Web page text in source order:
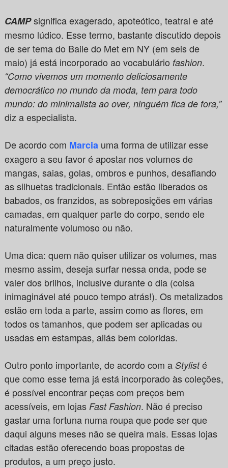
CAMPsignifica exagerado, apoteótico, teatral e até
mesmo lúdico. Esse termo, bastante discutido depois
de ser tema do Baile do Met em NY (em seis de
maio) já está incorporado ao vocabulário fashion.
“Como vivemos um momento deliciosamente
democrático no mundo da moda, tem para todo
mundo: do minimalista ao over, ninguém fica de fora,”
diz a especialista.
De acordo com Marcia uma forma de utilizar esse
exagero a seu favor é apostar nos volumes de
mangas, saias, golas, ombros e punhos, desafiando
as silhuetas tradicionais. Então estão liberados os
babados, os franzidos, as sobreposições em várias
camadas, em qualquer parte do corpo, sendo ele
naturalmente volumoso ou não.
Uma dica: quem não quiser utilizar os volumes, mas
mesmo assim, deseja surfar nessa onda, pode se
valer dos brilhos, inclusive durante o dia (coisa
inimaginável até pouco tempo atrás!). Os metalizados
estão em toda a parte, assim como as flores, em
todos os tamanhos, que podem ser aplicadas ou
usadas em estampas, aliás bem coloridas.
Outro ponto importante, de acordo com a Stylisté
que como esse tema já está incorporado às coleções,
é possível encontrar peças com preços bem
acessíveis, em lojas Fast Fashion. Não é preciso
gastar uma fortuna numa roupa que pode ser que
daqui alguns meses não se queira mais. Essas lojas
citadas estão oferecendo boas propostas de
produtos, a um preço justo.